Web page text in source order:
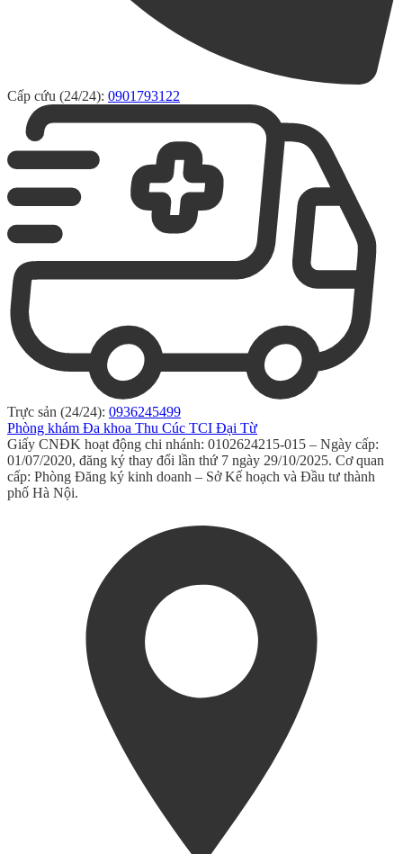
Cấp cứu (24/24): 0901793122
Trực sản (24/24): 0936245499
Phòng khám Đa khoa Thu Cúc TCI Đại Từ
Giấy CNĐK hoạt động chi nhánh: 0102624215-015 – Ngày cấp:
01/07/2020, đăng ký thay đổi lần thứ 7 ngày 29/10/2025. Cơ quan
cấp: Phòng Đăng ký kinh doanh – Sở Kế hoạch và Đầu tư thành
phố Hà Nội.